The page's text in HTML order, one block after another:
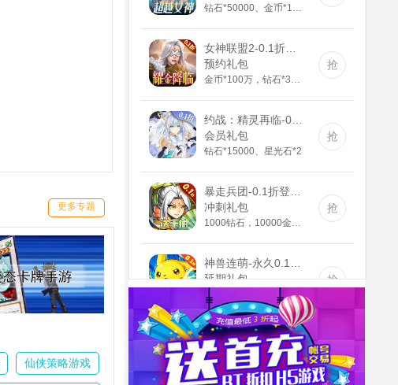
更多专题
仙侠策略游戏
预约礼包
抢
会员礼包
钻石*15000、星光石*2
抢
冲刺礼包
抢
延期礼包
高级召唤券*10
抢
联盟崛起-0.1折扣版(满v)
会员礼包
一束鲜花*100、海洋之心*100、资质礼包*500
抢